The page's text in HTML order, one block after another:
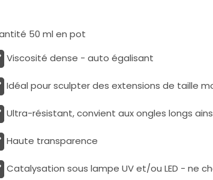
50 ml en pot
Viscosité dense - auto égalisant
Idéal pour sculpter des extensions de taille
Ultra-résistant, convient aux ongles longs
Haute transparence
Catalysation sous lampe UV et/ou LED - ne